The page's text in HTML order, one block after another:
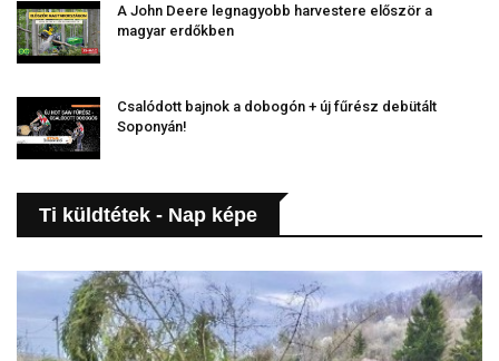
A John Deere legnagyobb harvestere először a
magyar erdőkben
Csalódott bajnok a dobogón + új fűrész debütált
Soponyán!
Ti küldtétek - Nap képe